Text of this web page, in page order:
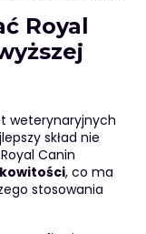
Royal
weterynaryjnych
skład nie
Canin
, co ma
stosowania